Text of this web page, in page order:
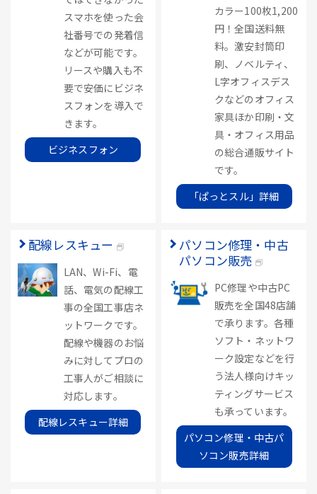
スマホを使った会
社番号での発着信
などが可能です。
リースや購入も不
要で安価にビジネ
スフォンを導入で
きます。
ビジネスフォン
カラー100枚1,200
円！全国送料無
料。激安封筒印
刷、ノベルティ、
L字オフィスデス
クなどのオフィス
家具ほか印刷・文
具・オフィス用品
の総合通販サイト
です。
「ぱっとスル」詳細
配線レスキュー
LAN、Wi-Fi、電
話、電気の配線工
事の全国工事店ネ
ットワークです。
配線や機器のお悩
みに対してプロの
工事人がご相談に
対応します。
配線レスキュー詳細
パソコン修理・中古
パソコン販売
PC修理や中古PC
販売を全国48店舗
で承ります。各種
ソフト・ネットワ
ーク設定などを行
う法人様向けキッ
ティングサービス
も承っています。
パソコン修理・中古パ
ソコン販売詳細